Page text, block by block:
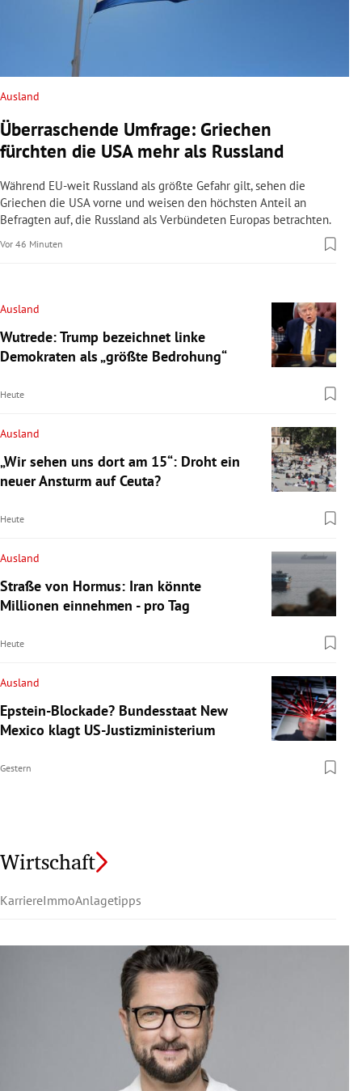
Ausland
Überraschende Umfrage: Griechen
fürchten die USA mehr als Russland
Während EU-weit Russland als größte Gefahr gilt, sehen die
Griechen die USA vorne und weisen den höchsten Anteil an
Befragten auf, die Russland als Verbündeten Europas betrachten.
Vor 46 Minuten
Ausland
Wutrede: Trump bezeichnet linke
Demokraten als „größte Bedrohung“
Heute
Ausland
„Wir sehen uns dort am 15“: Droht ein
neuer Ansturm auf Ceuta?
Heute
Ausland
Straße von Hormus: Iran könnte
Millionen einnehmen - pro Tag
Heute
Ausland
Epstein-Blockade? Bundesstaat New
Mexico klagt US-Justizministerium
Gestern
Wirtschaft
KarriereImmoAnlagetipps